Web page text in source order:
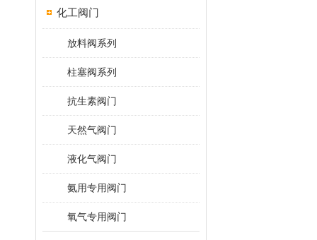
化工阀门
放料阀系列
柱塞阀系列
抗生素阀门
天然气阀门
液化气阀门
氨用专用阀门
氧气专用阀门